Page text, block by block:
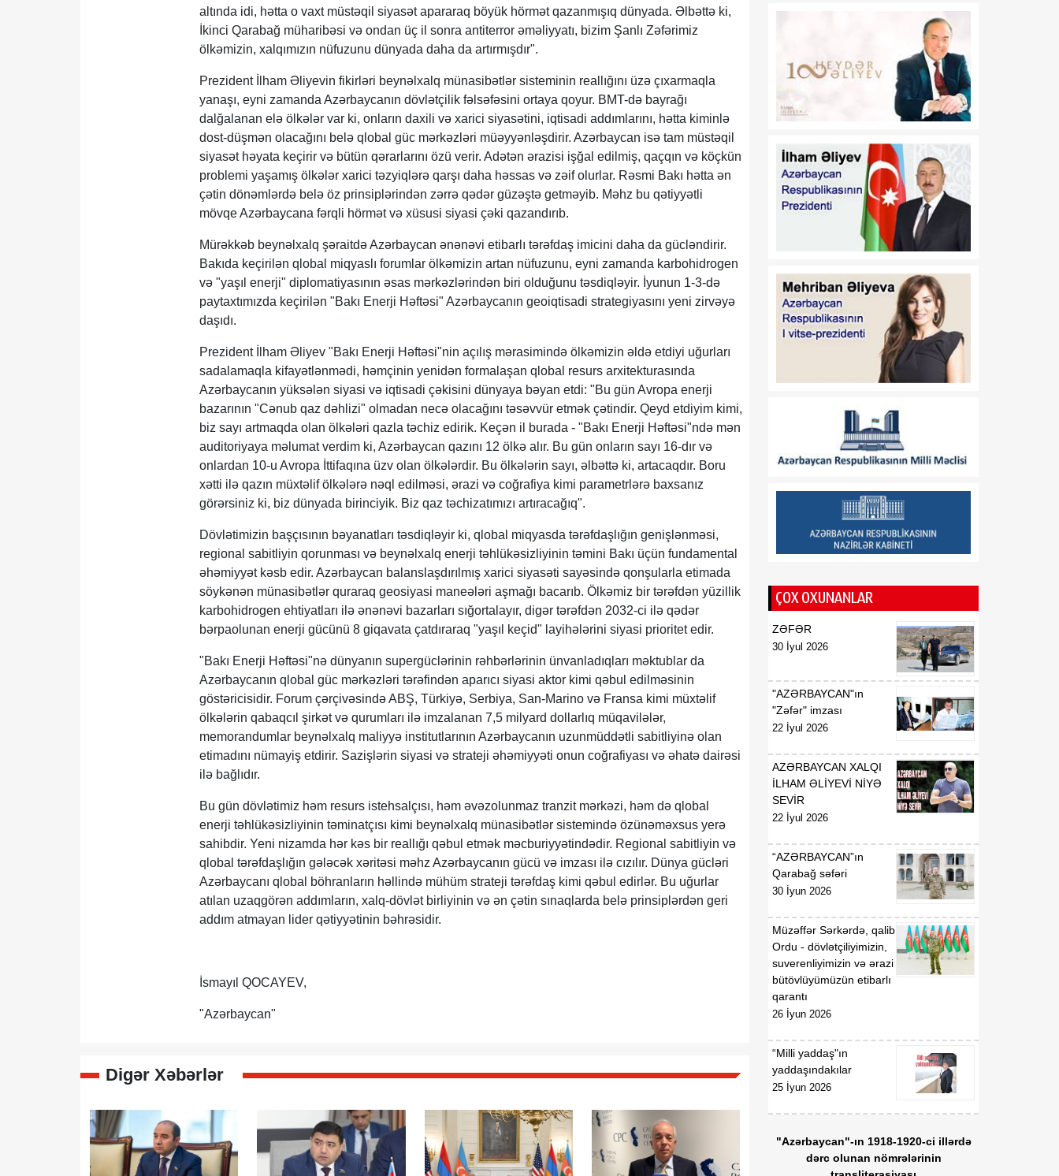
altında idi, hətta o vaxt müstəqil siyasət apararaq böyük hörmət qazanmışıq dünyada. Əlbəttə ki,
İkinci Qarabağ müharibəsi və ondan üç il sonra antiterror əməliyyatı, bizim Şanlı Zəfərimiz
ölkəmizin, xalqımızın nüfuzunu dünyada daha da artırmışdır".
Prezident İlham Əliyevin fikirləri beynəlxalq münasibətlər sisteminin reallığını üzə çıxarmaqla
yanaşı, eyni zamanda Azərbaycanın dövlətçilik fəlsəfəsini ortaya qoyur. BMT-də bayrağı
dalğalanan elə ölkələr var ki, onların daxili və xarici siyasətini, iqtisadi addımlarını, hətta kiminlə
dost-düşmən olacağını belə qlobal güc mərkəzləri müəyyənləşdirir. Azərbaycan isə tam müstəqil
siyasət həyata keçirir və bütün qərarlarını özü verir. Adətən ərazisi işğal edilmiş, qaçqın və köçkün
problemi yaşamış ölkələr xarici təzyiqlərə qarşı daha həssas və zəif olurlar. Rəsmi Bakı hətta ən
çətin dönəmlərdə belə öz prinsiplərindən zərrə qədər güzəştə getməyib. Məhz bu qətiyyətli
mövqe Azərbaycana fərqli hörmət və xüsusi siyasi çəki qazandırıb.
Mürəkkəb beynəlxalq şəraitdə Azərbaycan ənənəvi etibarlı tərəfdaş imicini daha da gücləndirir.
Bakıda keçirilən qlobal miqyaslı forumlar ölkəmizin artan nüfuzunu, eyni zamanda karbohidrogen
və "yaşıl enerji" diplomatiyasının əsas mərkəzlərindən biri olduğunu təsdiqləyir. İyunun 1-3-də
paytaxtımızda keçirilən "Bakı Enerji Həftəsi" Azərbaycanın geoiqtisadi strategiyasını yeni zirvəyə
daşıdı.
Prezident İlham Əliyev "Bakı Enerji Həftəsi"nin açılış mərasimində ölkəmizin əldə etdiyi uğurları
sadalamaqla kifayətlənmədi, həmçinin yenidən formalaşan qlobal resurs arxitekturasında
Azərbaycanın yüksələn siyasi və iqtisadi çəkisini dünyaya bəyan etdi: "Bu gün Avropa enerji
bazarının "Cənub qaz dəhlizi" olmadan necə olacağını təsəvvür etmək çətindir. Qeyd etdiyim kimi,
biz sayı artmaqda olan ölkələri qazla təchiz edirik. Keçən il burada - "Bakı Enerji Həftəsi"ndə mən
auditoriyaya məlumat verdim ki, Azərbaycan qazını 12 ölkə alır. Bu gün onların sayı 16-dır və
onlardan 10-u Avropa İttifaqına üzv olan ölkələrdir. Bu ölkələrin sayı, əlbəttə ki, artacaqdır. Boru
xətti ilə qazın müxtəlif ölkələrə nəql edilməsi, ərazi və coğrafiya kimi parametrlərə baxsanız
görərsiniz ki, biz dünyada birinciyik. Biz qaz təchizatımızı artıracağıq".
Dövlətimizin başçısının bəyanatları təsdiqləyir ki, qlobal miqyasda tərəfdaşlığın genişlənməsi,
regional sabitliyin qorunması və beynəlxalq enerji təhlükəsizliyinin təmini Bakı üçün fundamental
əhəmiyyət kəsb edir. Azərbaycan balanslaşdırılmış xarici siyasəti sayəsində qonşularla etimada
söykənən münasibətlər quraraq geosiyasi maneələri aşmağı bacarıb. Ölkəmiz bir tərəfdən yüzillik
karbohidrogen ehtiyatları ilə ənənəvi bazarları sığortalayır, digər tərəfdən 2032-ci ilə qədər
bərpaolunan enerji gücünü 8 giqavata çatdıraraq "yaşıl keçid" layihələrini siyasi prioritet edir.
"Bakı Enerji Həftəsi"nə dünyanın supergüclərinin rəhbərlərinin ünvanladıqları məktublar da
Azərbaycanın qlobal güc mərkəzləri tərəfindən aparıcı siyasi aktor kimi qəbul edilməsinin
göstəricisidir. Forum çərçivəsində ABŞ, Türkiyə, Serbiya, San-Marino və Fransa kimi müxtəlif
ölkələrin qabaqcıl şirkət və qurumları ilə imzalanan 7,5 milyard dollarlıq müqavilələr,
memorandumlar beynəlxalq maliyyə institutlarının Azərbaycanın uzunmüddətli sabitliyinə olan
etimadını nümayiş etdirir. Sazişlərin siyasi və strateji əhəmiyyəti onun coğrafiyası və əhatə dairəsi
ilə bağlıdır.
Bu gün dövlətimiz həm resurs istehsalçısı, həm əvəzolunmaz tranzit mərkəzi, həm də qlobal
enerji təhlükəsizliyinin təminatçısı kimi beynəlxalq münasibətlər sistemində özünəməxsus yerə
sahibdir. Yeni nizamda hər kəs bir reallığı qəbul etmək məcburiyyətindədir. Regional sabitliyin və
qlobal tərəfdaşlığın gələcək xəritəsi məhz Azərbaycanın gücü və imzası ilə cızılır. Dünya gücləri
Azərbaycanı qlobal böhranların həllində mühüm strateji tərəfdaş kimi qəbul edirlər. Bu uğurlar
atılan uzaqgörən addımların, xalq-dövlət birliyinin və ən çətin sınaqlarda belə prinsiplərdən geri
addım atmayan lider qətiyyətinin bəhrəsidir.
İsmayıl QOCAYEV,
"Azərbaycan"
Digər Xəbərlər
Azərbaycanın strateji
08:10
08 Avqust
Azərbaycanın yeni dövlət
diplomatiyasından strateji
təşəbbüskarlığa
08:00
N.Z.Nağdəliyevin
Respublikasının Estoniya
fövqəladə və səlahiyyətli
səfiri təyin edilməsi
haqqında
01:16
08 Avqust
Respublikasının Estoniya
fövqəladə və səlahiyyətli
səfiri vəzifəsindən geri
çağırılması haqqında
01:16
08 Avqust
Respublikasının Pakistan
İslam Respublikasında
fövqəladə və səlahiyyətli
haqqında
Azərbaycan
Respublikasının
zamanda Bruney
Darüssalamda fövqəladə
və səlahiyyətli səfiri
vəzifəsindən geri
çağırılması haqqında
08 Avqust
X.N.Fərhadovun
Respublikasının
Malayziyada fövqəladə və
səlahiyyətli səfiri təyin
edilməsi haqqında
01:14
08 Avqust
ÇOX OXUNANLAR
ZƏFƏR
30 İyul 2026
"AZƏRBAYCAN"ın
"Zəfər" imzası
22 İyul 2026
AZƏRBAYCAN XALQI
İLHAM ƏLİYEVİ NİYƏ
SEVİR
22 İyul 2026
“AZƏRBAYCAN”ın
Qarabağ səfəri
30 İyun 2026
Müzəffər Sərkərdə, qalib
Ordu - dövlətçiliyimizin,
suverenliyimizin və ərazi
bütövlüyümüzün etibarlı
qarantı
26 İyun 2026
“Milli yaddaş"ın
yaddaşındakılar
25 İyun 2026
"Azərbaycan"-ın 1918-1920-ci illərdə
dərc olunan nömrələrinin